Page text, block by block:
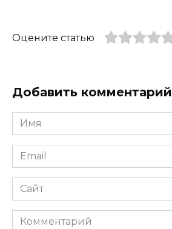
Оцените статью
Добавить комментарий
Имя
*
Email
*
Сайт
Комментарий